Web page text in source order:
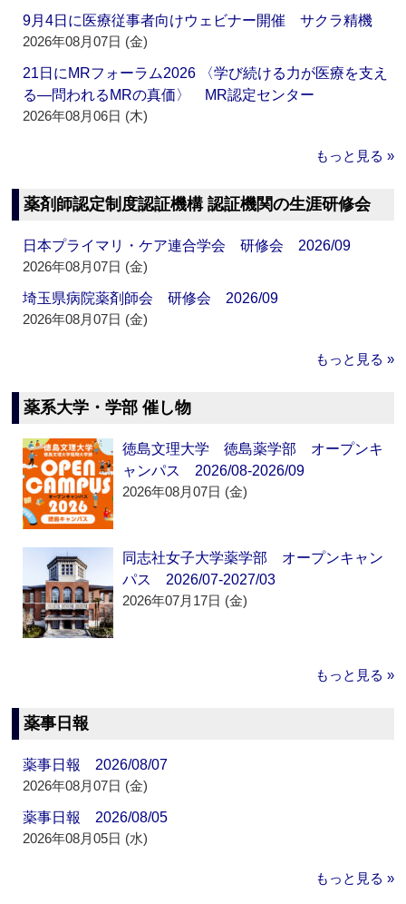
9月4日に医療従事者向けウェビナー開催 サクラ精機
2026年08月07日 (金)
21日にMRフォーラム2026 〈学び続ける力が医療を支え
る―問われるMRの真価〉 MR認定センター
2026年08月06日 (木)
もっと見る »
薬剤師認定制度認証機構 認証機関の生涯研修会
日本プライマリ・ケア連合学会 研修会 2026/09
2026年08月07日 (金)
埼玉県病院薬剤師会 研修会 2026/09
2026年08月07日 (金)
もっと見る »
薬系大学・学部 催し物
徳島文理大学 徳島薬学部 オープンキ
ャンパス 2026/08-2026/09
2026年08月07日 (金)
同志社女子大学薬学部 オープンキャン
パス 2026/07-2027/03
2026年07月17日 (金)
もっと見る »
薬事日報
薬事日報 2026/08/07
2026年08月07日 (金)
薬事日報 2026/08/05
2026年08月05日 (水)
もっと見る »